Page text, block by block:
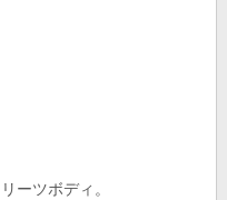
ーツボディ。